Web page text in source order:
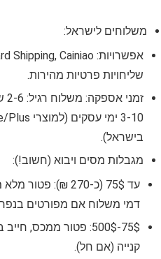
משלוחים לישראל:
שליחויות פרטיות מהירות.
בישראל).
מגבלות מסים ויבוא (חשוב!):
עד 75$ (כ-270 ₪):
דמי משלוח אם מפורטים
קנייה (אם חל).